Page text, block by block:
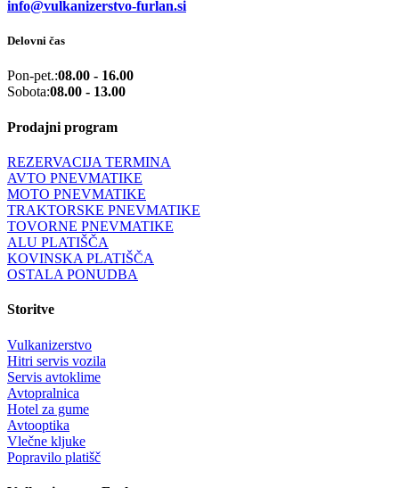
info@vulkanizerstvo-furlan.si
Delovni čas
Pon-pet.:08.00 - 16.00
Sobota:08.00 - 13.00
Prodajni program
REZERVACIJA TERMINA
AVTO PNEVMATIKE
MOTO PNEVMATIKE
TRAKTORSKE PNEVMATIKE
TOVORNE PNEVMATIKE
ALU PLATIŠČA
KOVINSKA PLATIŠČA
OSTALA PONUDBA
Storitve
Vulkanizerstvo
Hitri servis vozila
Servis avtoklime
Avtopralnica
Hotel za gume
Avtooptika
Vlečne kljuke
Popravilo platišč